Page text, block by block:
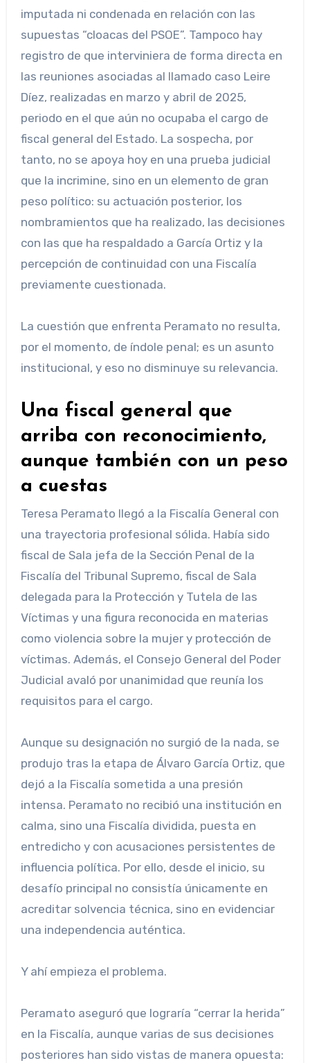
imputada ni condenada en relación con las
supuestas “cloacas del PSOE”. Tampoco hay
registro de que interviniera de forma directa en
las reuniones asociadas al llamado caso Leire
Díez, realizadas en marzo y abril de 2025,
periodo en el que aún no ocupaba el cargo de
fiscal general del Estado. La sospecha, por
tanto, no se apoya hoy en una prueba judicial
que la incrimine, sino en un elemento de gran
peso político: su actuación posterior, los
nombramientos que ha realizado, las decisiones
con las que ha respaldado a García Ortiz y la
percepción de continuidad con una Fiscalía
previamente cuestionada.
La cuestión que enfrenta Peramato no resulta,
por el momento, de índole penal; es un asunto
institucional, y eso no disminuye su relevancia.
Una fiscal general que
arriba con reconocimiento,
aunque también con un peso
a cuestas
Teresa Peramato llegó a la Fiscalía General con
una trayectoria profesional sólida. Había sido
fiscal de Sala jefa de la Sección Penal de la
Fiscalía del Tribunal Supremo, fiscal de Sala
delegada para la Protección y Tutela de las
Víctimas y una figura reconocida en materias
como violencia sobre la mujer y protección de
víctimas. Además, el Consejo General del Poder
Judicial avaló por unanimidad que reunía los
requisitos para el cargo.
Aunque su designación no surgió de la nada, se
produjo tras la etapa de Álvaro García Ortiz, que
dejó a la Fiscalía sometida a una presión
intensa. Peramato no recibió una institución en
calma, sino una Fiscalía dividida, puesta en
entredicho y con acusaciones persistentes de
influencia política. Por ello, desde el inicio, su
desafío principal no consistía únicamente en
acreditar solvencia técnica, sino en evidenciar
una independencia auténtica.
Y ahí empieza el problema.
Peramato aseguró que lograría “cerrar la herida”
en la Fiscalía, aunque varias de sus decisiones
posteriores han sido vistas de manera opuesta: